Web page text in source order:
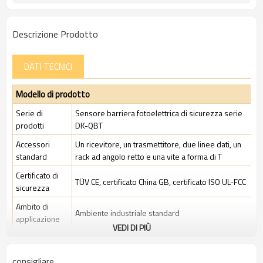
Descrizione Prodotto
DATI TECNICI
Modello di prodotto
Serie di
prodotti
Sensore barriera fotoelettrica di sicurezza serie
DK-QBT
Accessori
standard
Un ricevitore, un trasmettitore, due linee dati, un
rack ad angolo retto e una vite a forma di T
Certificato di
sicurezza
TÜV CE, certificato China GB, certificato ISO UL-FCC
Ambito di
applicazione
Ambiente industriale standard
VEDI DI PIÙ